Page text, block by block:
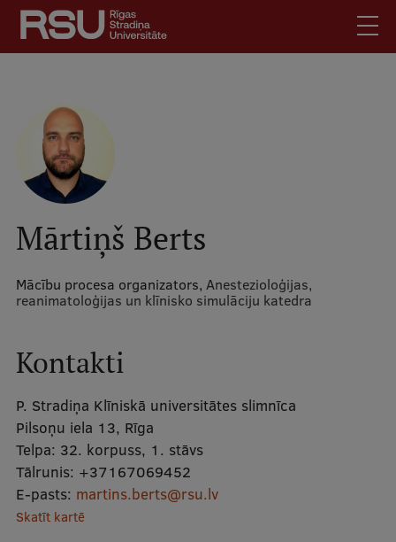
Pārlekt
galveno
saturu
Latviski
Mobile
augšējā
izvēlne
Skolēniem
Studentiem
Darbiniekiem
Darba devējiem
Bibliotēka
Vakances
Mobile
galvenā
izvēlne
Studiju iespējas
Pamatstudiju programmas
Mārtiņš Berts
Mācību procesa organizators, Anestezioloģijas,
reanimatoloģijas un klīnisko simulāciju katedra
Kontakti
P. Stradiņa Klīniskā universitātes slimnīca
Pilsoņu iela 13, Rīga
Telpa: 32. korpuss, 1. stāvs
Tālrunis: +37167069452
E-pasts: martins.berts@rsu.lv
Skatīt kartē